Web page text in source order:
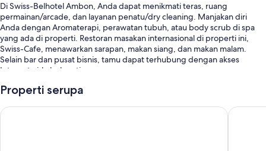
Di Swiss-Belhotel Ambon, Anda dapat menikmati teras, ruang
permainan/arcade, dan layanan penatu/dry cleaning. Manjakan diri
Anda dengan Aromaterapi, perawatan tubuh, atau body scrub di spa
yang ada di properti. Restoran masakan internasional di properti ini,
Swiss-Cafe, menawarkan sarapan, makan siang, dan makan malam.
Selain bar dan pusat bisnis, tamu dapat terhubung dengan akses
Internet nirkabel gratis.
Manfaat lainnya di hotel ini termasuk:
Parkir mandiri gratis gratis
Properti serupa
The Natsepa Resort & Conference Center Zest